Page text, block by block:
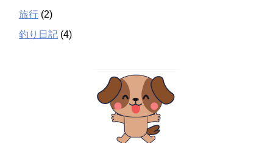
旅行 (2)
釣り日記 (4)